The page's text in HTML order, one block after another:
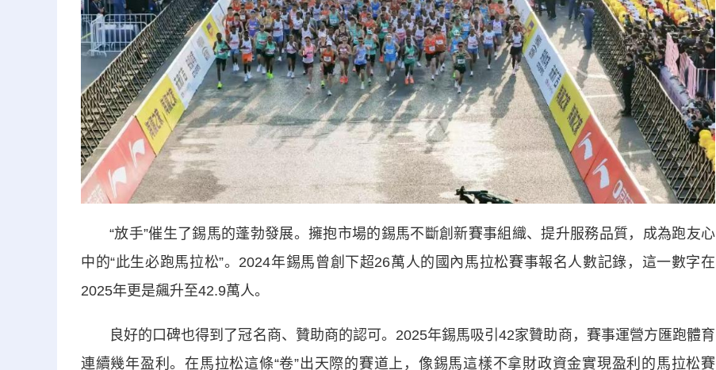
“放手”催生了錫馬的蓬勃發展。擁抱市場的錫馬不斷創新賽事組織、提升服務品質，成為跑友心
中的“此生必跑馬拉松”。2024年錫馬曾創下超26萬人的國內馬拉松賽事報名人數記錄，這一數字在
2025年更是飆升至42.9萬人。
良好的口碑也得到了冠名商、贊助商的認可。2025年錫馬吸引42家贊助商，賽事運營方匯跑體育
連續幾年盈利。在馬拉松這條“卷”出天際的賽道上，像錫馬這樣不拿財政資金實現盈利的馬拉松賽